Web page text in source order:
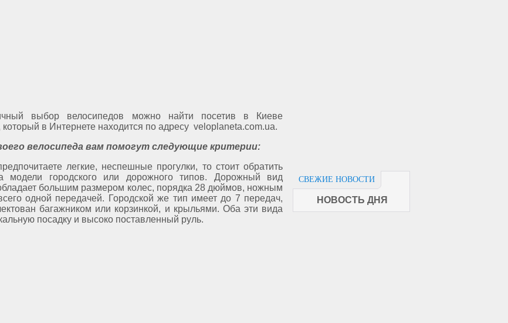
СВЕЖИЕ НОВОСТИ
НОВОСТЬ ДНЯ
выбор велосипедов можно найти посетив в Киеве
который в Интернете находится по адресу veloplaneta.com.ua.
велосипеда вам помогут следующие критерии:
легкие, неспешные прогулки, то стоит обратить
модели городского или дорожного типов. Дорожный вид
большим размером колес, порядка 28 дюймов, ножным
одной передачей. Городской же тип имеет до 7 передач,
багажником или корзинкой, и крыльями. Оба эти вида
посадку и высоко поставленный руль.